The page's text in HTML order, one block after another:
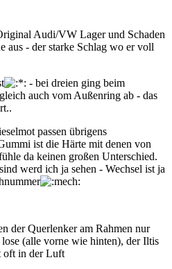
Audi/VW Lager und Schaden
aus - der starke Schlag wo er voll
- bei dreien ging beim
auch vom Außenring ab - das
passen übrigens
ist die Härte mit denen von
da keinen großen Unterschied.
werd ich ja sehen - Wechsel ist ja
der Querlenker am Rahmen nur
(alle vorne wie hinten), der Iltis
oft in der Luft